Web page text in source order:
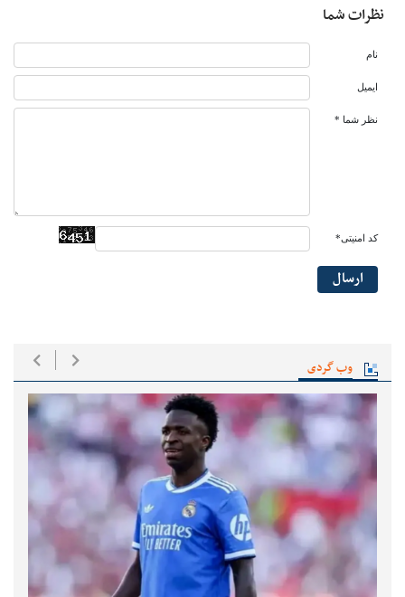
وب گردی
نظرات شما
نام
ایمیل
نظر شما *
کد امنیتی*
ارسال